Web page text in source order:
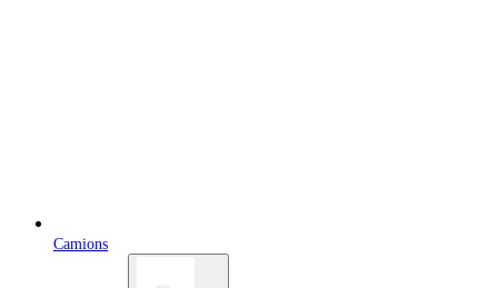
Camions